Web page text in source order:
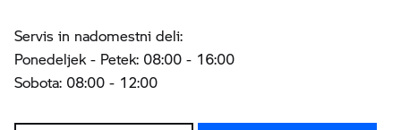
Servis in nadomestni deli:
Ponedeljek - Petek: 08:00 - 16:00
Sobota: 08:00 - 12:00